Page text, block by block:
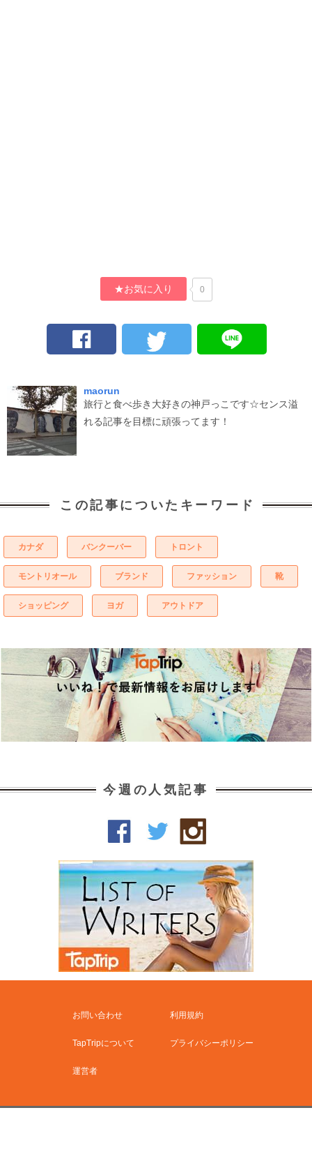
★お気に入り 0
maorun
旅行と食べ歩き大好きの神戸っこです☆センス溢
れる記事を目標に頑張ってます！
この記事についたキーワード
カナダ バンクーバー トロント
モントリオール ブランド ファッション 靴
ショッピング ヨガ アウトドア
今週の人気記事
お問い合わせ 利用規約
TapTripについて プライバシーポリシー
運営者